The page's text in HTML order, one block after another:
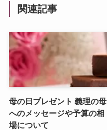
関連記事
母の日プレゼント 義理の母
へのメッセージや予算の相
場について